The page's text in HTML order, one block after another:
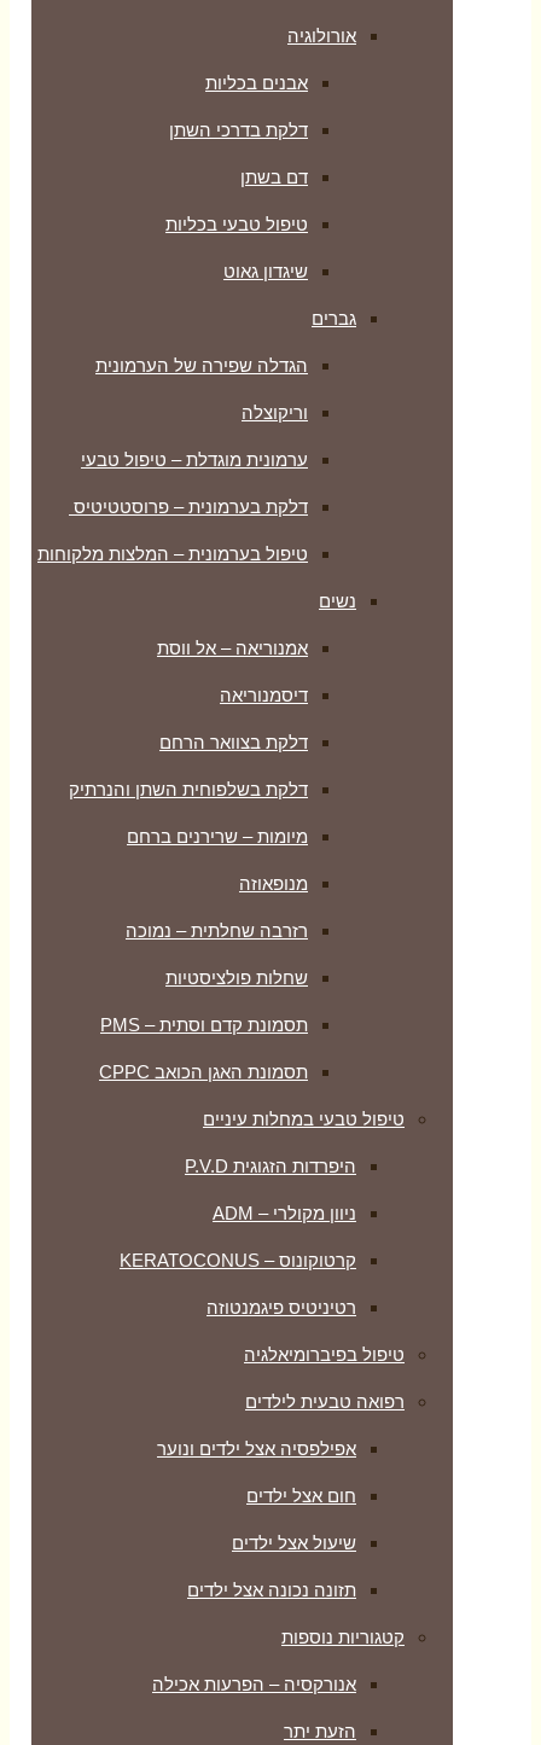
אורולוגיה
אבנים בכליות
דלקת בדרכי השתן
דם בשתן
טיפול טבעי בכליות
שיגדון גאוט
גברים
הגדלה שפירה של הערמונית
וריקוצלה
ערמונית מוגדלת – טיפול טבעי
דלקת בערמונית – פרוסטטיטיס
טיפול בערמונית – המלצות מלקוחות
נשים
אמנוריאה – אל ווסת
דיסמנוריאה
דלקת בצוואר הרחם
דלקת בשלפוחית השתן והנרתיק
מיומות – שרירנים ברחם
מנופאוזה
רזרבה שחלתית – נמוכה
שחלות פולציסטיות
תסמונת קדם וסתית – PMS
תסמונת האגן הכואב CPPC
טיפול טבעי במחלות עיניים
היפרדות הזגוגית P.V.D
ניוון מקולרי – ADM
קרטוקונוס – KERATOCONUS
רטיניטיס פיגמנטוזה
טיפול בפיברומיאלגיה
רפואה טבעית לילדים
אפילפסיה אצל ילדים ונוער
חום אצל ילדים
שיעול אצל ילדים
תזונה נכונה אצל ילדים
קטגוריות נוספות
אנורקסיה – הפרעות אכילה
הזעת יתר